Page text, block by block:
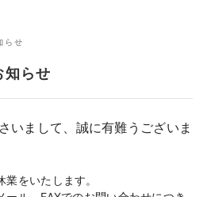
らせ
知らせ
いまして、誠に有難うございま
をいたします。